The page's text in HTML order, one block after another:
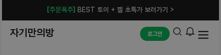
[주문폭주] BEST 토이 + 젤 초특가 보러가기 >
자기만의방 로그인